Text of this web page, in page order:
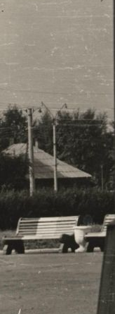
фильмов имени
фильмов имени
фильмов имени
фильмов имени
фильмов имени
фильмов имени
фильмов имени